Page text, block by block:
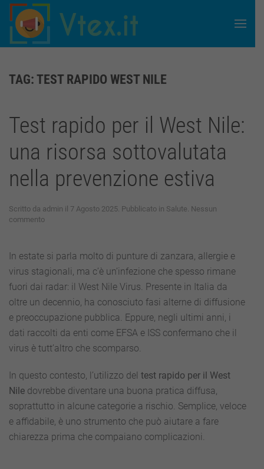
Skip to main content
TAG: TEST RAPIDO WEST NILE
Test rapido per il West Nile:
una risorsa sottovalutata
nella prevenzione estiva
Scritto da admin il 7 Agosto 2025. Pubblicato in Salute. Nessun
commentosu
per
il
West
Nile:
risorsa
sottovalutata
nella
prevenzione
estiva
In estate si parla molto di punture di zanzara, allergie e
virus stagionali, ma c’è un’infezione che spesso rimane
fuori dai radar: il West Nile Virus. Presente in Italia da
oltre un decennio, ha conosciuto fasi alterne di diffusione
e preoccupazione pubblica. Eppure, negli ultimi anni, i
dati raccolti da enti come EFSA e ISS confermano che il
virus è tutt’altro che scomparso.
In questo contesto, l’utilizzo del test rapido per il West
Nile dovrebbe diventare una buona pratica diffusa,
soprattutto in alcune categorie a rischio. Semplice, veloce
e affidabile, è uno strumento che può aiutare a fare
chiarezza prima che compaiano complicazioni.